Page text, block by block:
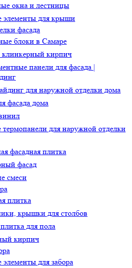
окна и лестницы
элементы для крыши
фасада
блоки в Самаре
кирпич
панели для фасада |
для наружной отделки дома
фасада дома
для наружной отделки
фасадная плитка
фасад
смеси
плитка
крышки для столбов
для пола
кирпич
для забора